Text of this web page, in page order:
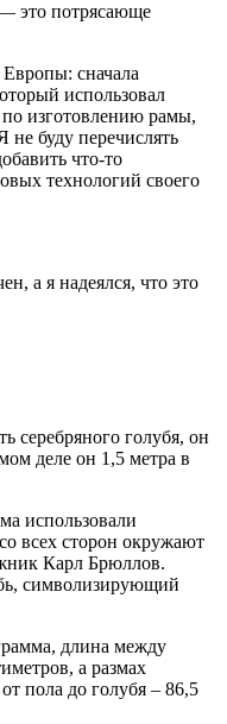
это потрясающе
сначала
использовал
изготовлению рамы,
буду перечислять
что-то
технологий своего
а я надеялся, что это
серебряного голубя, он
деле он 1,5 метра в
использовали
всех сторон окружают
Карл Брюллов.
символизирующий
длина между
а размах
пола до голубя – 86,5